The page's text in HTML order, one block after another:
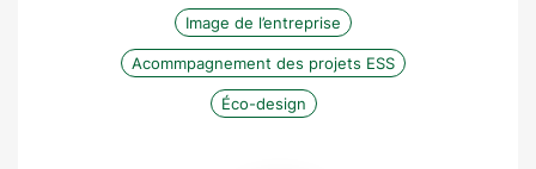
Image de l’entreprise
Acommpagnement des projets ESS
Éco-design